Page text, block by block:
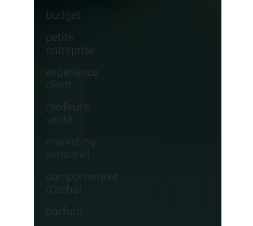
budget
petite
entreprise
expérience
client
meilleure
vente
marketing
sensoriel
comportement
d'achat
parfum